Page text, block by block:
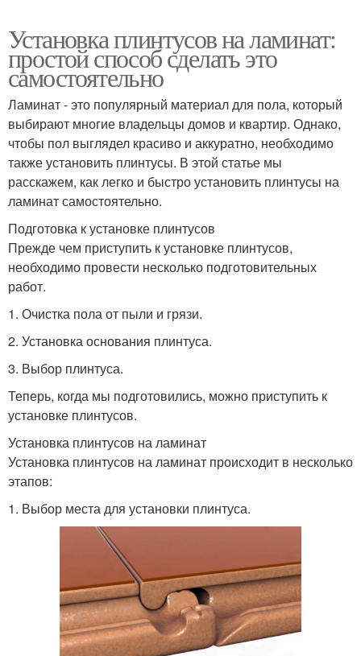
Установка плинтусов на ламинат:
простой способ сделать это
самостоятельно
Ламинат - это популярный материал для пола, который
выбирают многие владельцы домов и квартир. Однако,
чтобы пол выглядел красиво и аккуратно, необходимо
также установить плинтусы. В этой статье мы
расскажем, как легко и быстро установить плинтусы на
ламинат самостоятельно.
Подготовка к установке плинтусов
Прежде чем приступить к установке плинтусов,
необходимо провести несколько подготовительных
работ.
1. Очистка пола от пыли и грязи.
2. Установка основания плинтуса.
3. Выбор плинтуса.
Теперь, когда мы подготовились, можно приступить к
установке плинтусов.
Установка плинтусов на ламинат
Установка плинтусов на ламинат происходит в несколько
этапов:
1. Выбор места для установки плинтуса.